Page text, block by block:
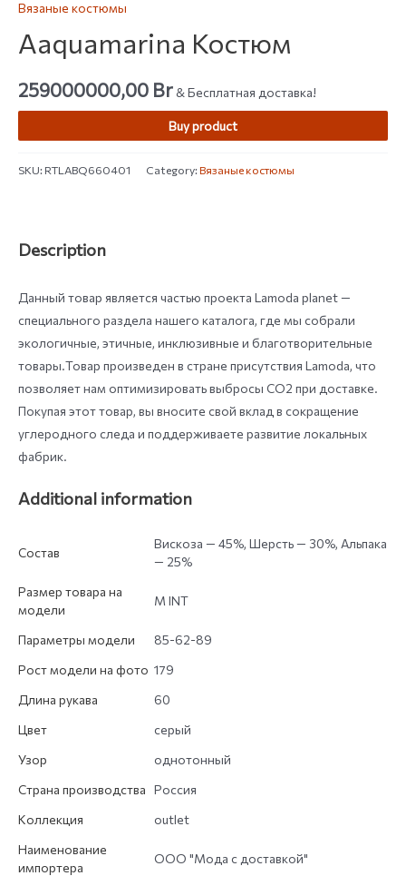
Вязаные костюмы
Aaquamarina Костюм
259000000,00 Br& Бесплатная доставка!
Buy product
SKU:RTLABQ660401 Category:Вязаные костюмы
Description
Данный товар является частью проекта Lamoda planet —
специального раздела нашего каталога, где мы собрали
экологичные, этичные, инклюзивные и благотворительные
товары.Товар произведен в стране присутствия Lamoda, что
позволяет нам оптимизировать выбросы СО2 при доставке.
Покупая этот товар, вы вносите свой вклад в сокращение
углеродного следа и поддерживаете развитие локальных
фабрик.
Additional information
Состав
Вискоза — 45%, Шерсть — 30%, Альпака
— 25%
Размер товара на
модели
M INT
Параметры модели
85-62-89
Рост модели на фото 179
Длина рукава
60
Цвет
серый
Узор
однотонный
Страна производства Россия
Коллекция
outlet
Наименование
импортера
ООО "Мода с доставкой"